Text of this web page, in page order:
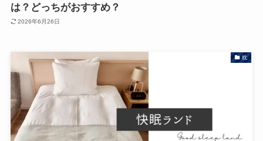
は？どっちがおすすめ？
2026年6月26日
枕